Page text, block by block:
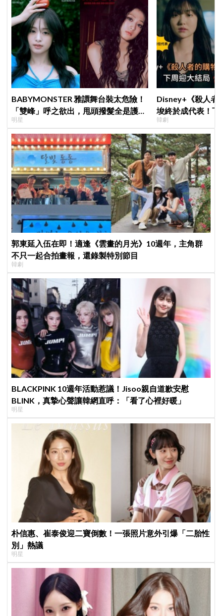
BABYMONSTER 雅譞舞台裝太危險！
「雙峰」呼之欲出，甩頭撥髮全是護胸
小動作！網：造型師出來謝罪
明星
Disney+《殺人者
埈終於成代表！
現成最大伏筆
韓劇
郭東延入伍在即！適逢《雲畫的月光》10週年，主角群
不只一起合拍畫報，還錄製特別節目
韓劇
BLACKPINK 10週年活動惹議！Jisoo親自道歉安慰
BLINK，真摯心聲讓韓網直呼：「看了心裡好暖」
明星
朴信惠、崔泰俊迎二寶倒數！一張照片意外引爆「二胎性
別」熱議
明星